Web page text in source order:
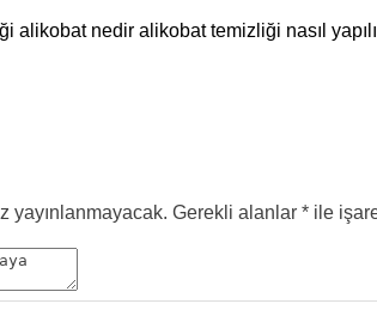
alikobat nedir alikobat temizliği nasıl
yayınlanmayacak. Gerekli alanlar * ile